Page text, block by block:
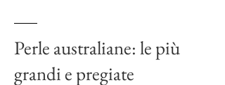
Perle australiane: le più
grandi e pregiate